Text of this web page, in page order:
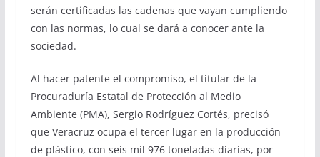
serán certificadas las cadenas que vayan cumpliendo
con las normas, lo cual se dará a conocer ante la
sociedad.
Al hacer patente el compromiso, el titular de la
Procuraduría Estatal de Protección al Medio
Ambiente (PMA), Sergio Rodríguez Cortés, precisó
que Veracruz ocupa el tercer lugar en la producción
de plástico, con seis mil 976 toneladas diarias, por